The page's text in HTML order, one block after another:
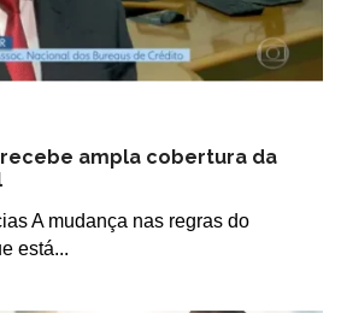
ampla cobertura da
A mudança nas regras do
está...